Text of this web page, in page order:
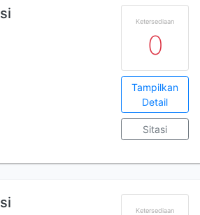
Ketersediaan
0
Tampilkan
Detail
Sitasi
Ketersediaan